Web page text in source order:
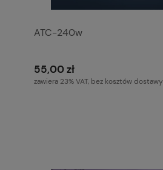
ATC-240w
55,00 zł
zawiera 23% VAT, bez kosztów dostawy